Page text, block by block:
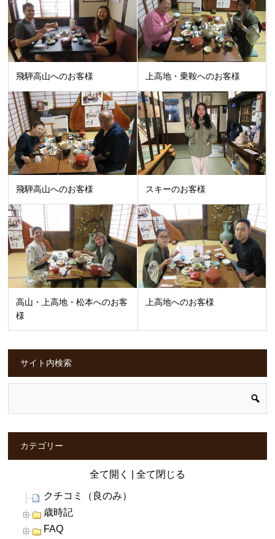
飛騨高山へのお客様 上高地・乗鞍へのお客様
飛騨高山へのお客様 スキーのお客様
高山・上高地・松本へのお客
様
上高地へのお客様
サイト内検索
カテゴリー
全て開く 全て閉じる
クチコミ（良のみ）
歳時記
FAQ